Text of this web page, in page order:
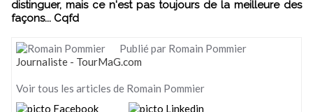
distinguer, mais ce n'est pas toujours de la meilleure des
façons... Cqfd
Publié par Romain Pommier
Journaliste - TourMaG.com
Voir tous les articles de Romain Pommier